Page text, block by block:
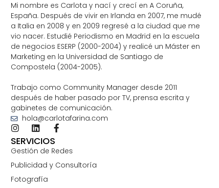
Mi nombre es Carlota y nací y crecí en A Coruña,
España. Después de vivir en Irlanda en 2007, me mudé
a Italia en 2008 y en 2009 regresé a la ciudad que me
vio nacer. Estudié Periodismo en Madrid en la escuela
de negocios ESERP (2000-2004) y realicé un Máster en
Marketing en la Universidad de Santiago de
Compostela (2004-2005).
Trabajo como Community Manager desde 2011
después de haber pasado por TV, prensa escrita y
gabinetes de comunicación.
hola@carlotafarina.com
SERVICIOS
Gestión de Redes
Publicidad y Consultoría
Fotografía